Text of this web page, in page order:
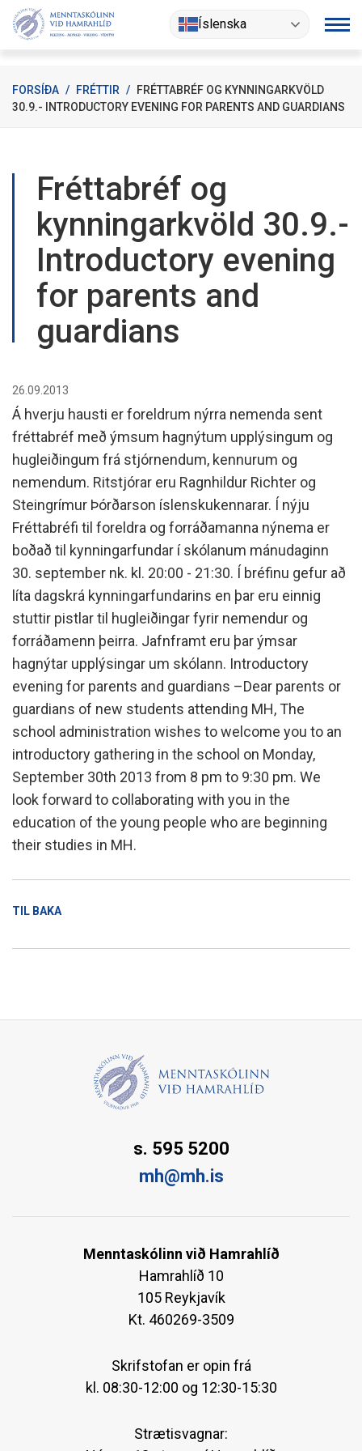
Fara
Íslenska
FORSÍÐA / FRÉTTIR /
FRÉTTABRÉF OG KYNNINGARKVÖLD
30.9.- INTRODUCTORY EVENING FOR PARENTS AND GUARDIANS
Fréttabréf og
kynningarkvöld 30.9.-
Introductory evening
for parents and
guardians
26.09.2013
Á hverju hausti er foreldrum nýrra nemenda sent
fréttabréf með ýmsum hagnýtum upplýsingum og
hugleiðingum frá stjórnendum, kennurum og
nemendum. Ritstjórar eru Ragnhildur Richter og
Steingrímur Þórðarson íslenskukennarar. Í nýju
Fréttabréfi til foreldra og forráðamanna nýnema er
boðað til kynningarfundar í skólanum mánudaginn
30. september nk. kl. 20:00 - 21:30. Í bréfinu gefur að
líta dagskrá kynningarfundarins en þar eru einnig
stuttir pistlar til hugleiðingar fyrir nemendur og
forráðamenn þeirra. Jafnframt eru þar ýmsar
hagnýtar upplýsingar um skólann. Introductory
evening for parents and guardians –Dear parents or
guardians of new students attending MH, The
school administration wishes to welcome you to an
introductory gathering in the school on Monday,
September 30th 2013 from 8 pm to 9:30 pm. We
look forward to collaborating with you in the
education of the young people who are beginning
their studies in MH.
TIL BAKA
s. 595 5200
mh@mh.is
Menntaskólinn við Hamrahlíð
Hamrahlíð 10
105 Reykjavík
Kt. 460269-3509
Skrifstofan er opin frá
kl. 08:30-12:00 og 12:30-15:30
Strætisvagnar: